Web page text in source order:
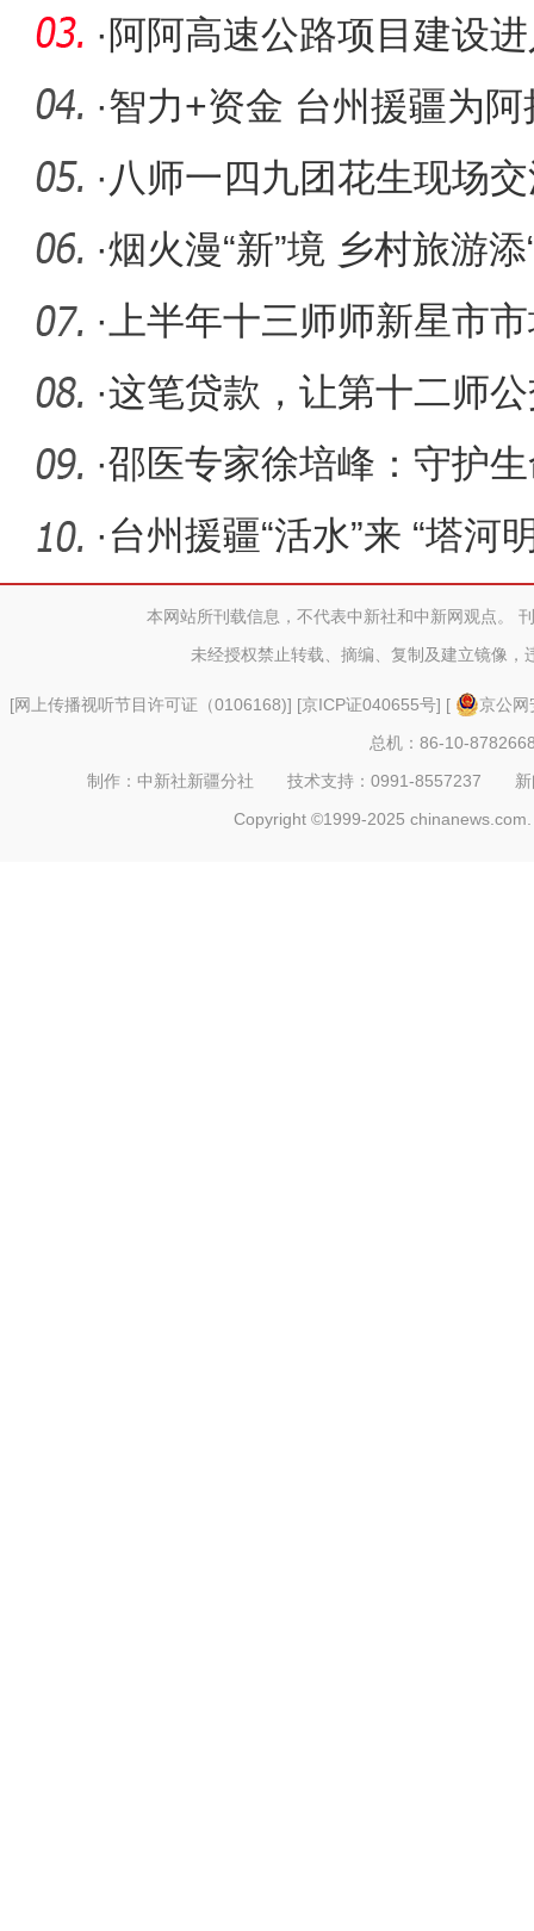
汛期安全
· 阿阿高速公路项目建设
·智力+资金 台州援疆为
活力
· 八师一四九团花生现场
流 助力产
·烟火漫“新”境 乡村旅游添
· 上半年十三师师新星市
19.2%
·这笔贷款，让第十二师公
·邵医专家徐培峰：守护
·台州援疆“活水”来 “塔河
本网站所刊载信息，不代表中新社和中新网观点。
未经授权禁止转载、摘编、复制及建立镜像，
[网上传播视听节目许可证（0106168)] [京ICP证040655号] [
京公
总机：86-10-
制作：中新社新疆分社 技术支持：0991-8557237
Copyright ©1999-2025